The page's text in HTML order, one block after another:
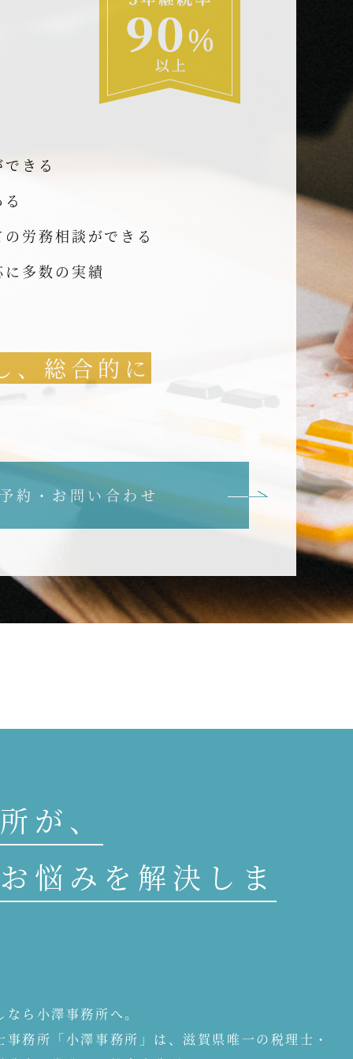
きる
労務相談ができる
多数の実績
、総合的に
約・お問い合わせ
が、
悩みを解決しま
ら小澤事務所へ。
務所「小澤事務所」は、滋賀県唯一の税理士・